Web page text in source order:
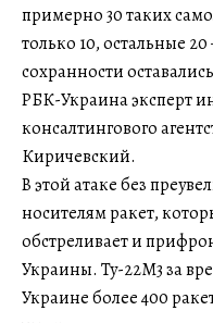
примерно 30 таких
только 10, остальные
сохранности
РБК-Украина эксперт
консалтингового
Киричевский.
В этой атаке без
носителям ракет,
обстреливает и
Украины. Ту-22М3 за
Украине более 400